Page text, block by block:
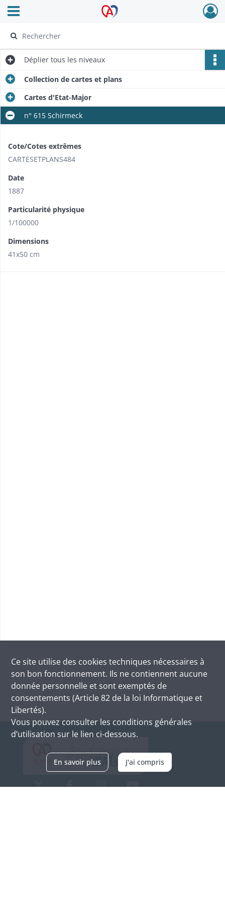
Archives Alsace - Colmar
Ouvrir le menu déroulant
Déplier tous les niveaux
Collection de cartes et plans
Cartes d'Etat-Major
n° 615 Schirmeck
Cote/Cotes extrêmes
CARTESETPLANS484
Date
1887
Particularité physique
1/100000
Dimensions
41x50 cm
Ce site utilise des cookies techniques nécessaires à
son bon fonctionnement. Ils ne contiennent aucune
donnée personnelle et sont exemptés de
consentements (Article 82 de la loi Informatique et
Libertés).
Vous pouvez consulter les conditions générales
d’utilisation sur le lien ci-dessous.
En savoir plus J'ai compris